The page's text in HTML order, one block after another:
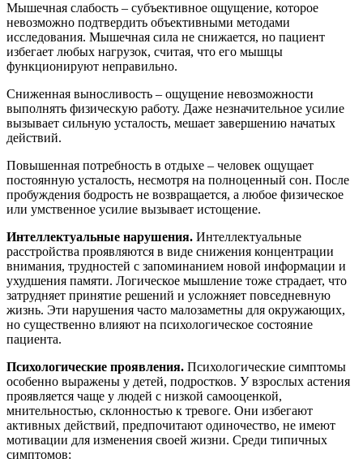
Мышечная слабость – субъективное ощущение, которое
невозможно подтвердить объективными методами
исследования. Мышечная сила не снижается, но пациент
избегает любых нагрузок, считая, что его мышцы
функционируют неправильно.
Сниженная выносливость – ощущение невозможности
выполнять физическую работу. Даже незначительное усилие
вызывает сильную усталость, мешает завершению начатых
действий.
Повышенная потребность в отдыхе – человек ощущает
постоянную усталость, несмотря на полноценный сон. После
пробуждения бодрость не возвращается, а любое физическое
или умственное усилие вызывает истощение.
Интеллектуальные нарушения. Интеллектуальные
расстройства проявляются в виде снижения концентрации
внимания, трудностей с запоминанием новой информации и
ухудшения памяти. Логическое мышление тоже страдает, что
затрудняет принятие решений и усложняет повседневную
жизнь. Эти нарушения часто малозаметны для окружающих,
но существенно влияют на психологическое состояние
пациента.
Психологические проявления. Психологические симптомы
особенно выражены у детей, подростков. У взрослых астения
проявляется чаще у людей с низкой самооценкой,
мнительностью, склонностью к тревоге. Они избегают
активных действий, предпочитают одиночество, не имеют
мотивации для изменения своей жизни. Среди типичных
симптомов: